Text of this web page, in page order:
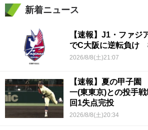
新着ニュース
【速報】J1・ファ
でC大阪に逆転負け
2026/8/8(土)21:07
【速報】夏の甲子
一(東東京)との投手
回1失点完投
2026/8/8(土)20:34